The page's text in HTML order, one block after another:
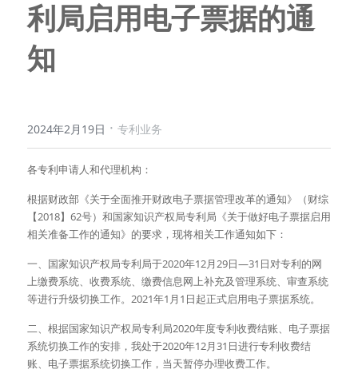
利局启用电子票据的通
知
2024年2月19日 · 专利业务
各专利申请人和代理机构：
根据财政部《关于全面推开财政电子票据管理改革的通知》（财综
【2018】62号）和国家知识产权局专利局《关于做好电子票据启用
相关准备工作的通知》的要求，现将相关工作通知如下：
一、国家知识产权局专利局于2020年12月29日—31日对专利的网
上缴费系统、收费系统、缴费信息网上补充及管理系统、审查系统
等进行升级切换工作。2021年1月1日起正式启用电子票据系统。
二、根据国家知识产权局专利局2020年度专利收费结账、电子票据
系统切换工作的安排，我处于2020年12月31日进行专利收费结
账、电子票据系统切换工作，当天暂停办理收费工作。